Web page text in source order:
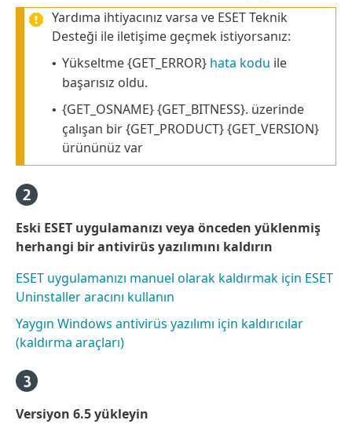
Yardıma ihtiyacınız varsa ve ESET Teknik
Desteği ile iletişime geçmek istiyorsanız:
• Yükseltme {GET_ERROR} hata kodu ile
başarısız oldu.
• {GET_OSNAME} {GET_BITNESS}. üzerinde
çalışan bir {GET_PRODUCT} {GET_VERSION}
ürününüz var
Eski ESET uygulamanızı veya önceden yüklenmiş
herhangi bir antivirüs yazılımını kaldırın
ESET uygulamanızı manuel olarak kaldırmak için ESET
Uninstaller aracını kullanın
Yaygın Windows antivirüs yazılımı için kaldırıcılar
(kaldırma araçları)
Versiyon 6.5 yükleyin